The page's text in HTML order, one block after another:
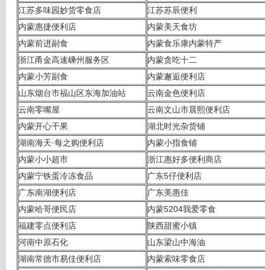
江苏多味园妙货零食店
江苏苏辰便利
内蒙惠捷便利店
内蒙美天食坊
内蒙前进副食
内蒙食乐康内蒙特产
浙江甬金高速嵊州服务区
内蒙贪吃十二
内蒙小芳副食
内蒙邂逅便利店
山东烟台市福山区东海加油站
云南金色便利店
云南零嘴屋
云南文山市晨熙便利店
内蒙开心干果
湖北时光杂货铺
湖南海天·每之购便利店
内蒙小指食铺
内蒙小小超市
浙江惠好多便利商店
内蒙宁铁蛋冷冻食品
广东5仔便利店
广东南湖便利店
广东美惠佳
内蒙哈哥便民店
内蒙5204我爱零食
福建零点便利店
陕西甜蜜小镇
河南中原石化
山东梁山中海油
湖南常德市易佳便利店
内蒙索味零食店